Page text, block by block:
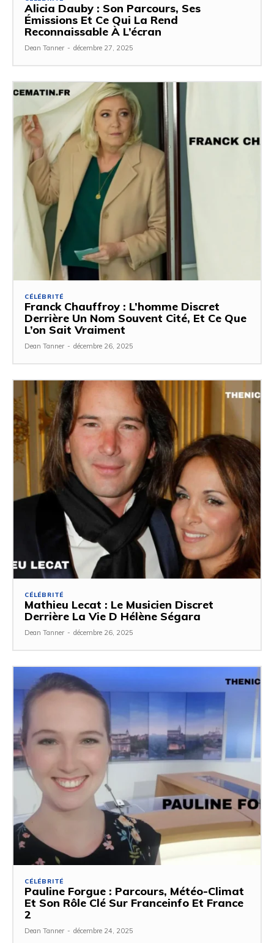
Alicia Dauby : Son Parcours, Ses
Émissions Et Ce Qui La Rend
Reconnaissable À L’écran
Dean Tanner - décembre 27, 2025
CÉLÉBRITÉ
Franck Chauffroy : L’homme Discret
Derrière Un Nom Souvent Cité, Et Ce Que
L’on Sait Vraiment
Dean Tanner - décembre 26, 2025
CÉLÉBRITÉ
Mathieu Lecat : Le Musicien Discret
Derrière La Vie D Hélène Ségara
Dean Tanner - décembre 26, 2025
CÉLÉBRITÉ
Pauline Forgue : Parcours, Météo-Climat
Et Son Rôle Clé Sur Franceinfo Et France
2
Dean Tanner - décembre 24, 2025